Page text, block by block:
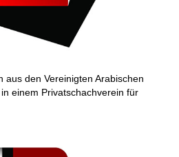
aus den Vereinigten Arabischen
einem Privatschachverein für